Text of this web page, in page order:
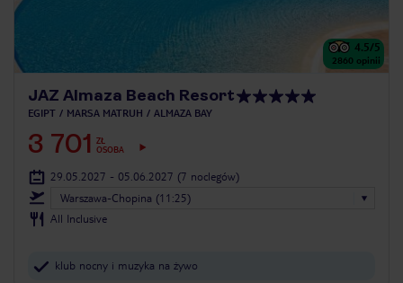
4.5/5
2860 opinii
JAZ Almaza Beach Resort
EGIPT MARSA MATRUH ALMAZA BAY
3 701
ZŁ
OSOBA
29.05.2027 - 05.06.2027 (7 noclegów)
Warszawa-Chopina (11:25)
All Inclusive
klub nocny i muzyka na żywo